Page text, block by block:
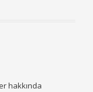
hakkında